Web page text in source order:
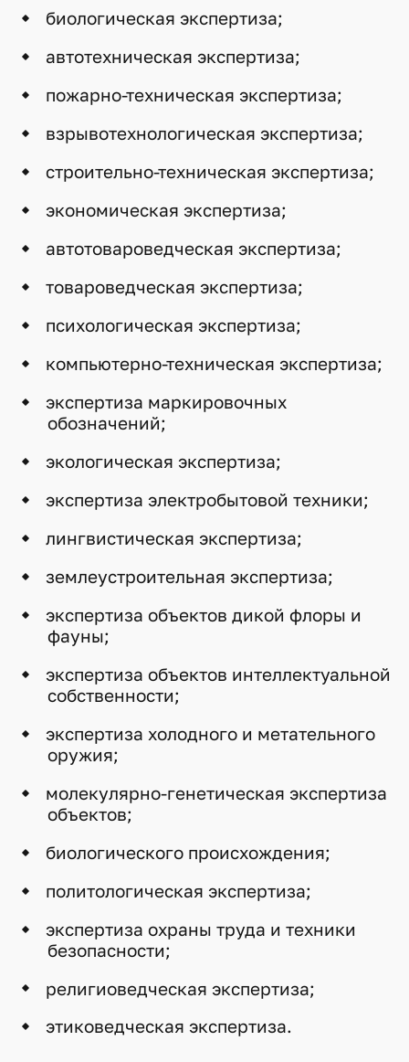
биологическая экспертиза;
автотехническая экспертиза;
пожарно-техническая экспертиза;
взрывотехнологическая экспертиза;
строительно-техническая экспертиза;
экономическая экспертиза;
автотовароведческая экспертиза;
товароведческая экспертиза;
психологическая экспертиза;
компьютерно-техническая экспертиза;
экспертиза маркировочных
обозначений;
экологическая экспертиза;
экспертиза электробытовой техники;
лингвистическая экспертиза;
землеустроительная экспертиза;
экспертиза объектов дикой флоры и
фауны;
экспертиза объектов интеллектуальной
собственности;
экспертиза холодного и метательного
оружия;
молекулярно-генетическая экспертиза
объектов;
биологического происхождения;
политологическая экспертиза;
экспертиза охраны труда и техники
безопасности;
религиоведческая экспертиза;
этиковедческая экспертиза.